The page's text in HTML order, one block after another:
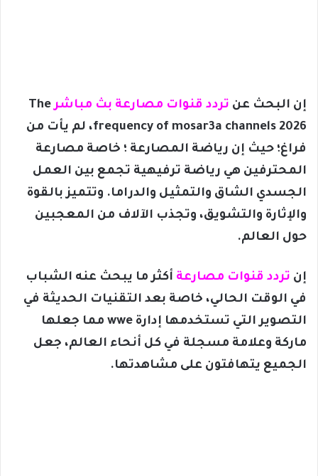
إن البحث عن تردد قنوات مصارعة بث مباشرThe
frequency of mosar3a channels 2026، لم يأت من
فراغ؛ حيث إن رياضة المصارعة ؛ خاصة مصارعة
المحترفين هي رياضة ترفيهية تجمع بين العمل
الجسدي الشاق والتمثيل والدراما. وتتميز بالقوة
والإثارة والتشويق، وتجذب الآلاف من المعجبين
حول العالم.
إن تردد قنوات مصارعة أكثر ما يبحث عنه الشباب
في الوقت الحالي، خاصة بعد التقنيات الحديثة في
التصوير التي تستخدمها إدارة wwe مما جعلها
ماركة وعلامة مسجلة في كل أنحاء العالم، جعل
الجميع يتهافتون على مشاهدتها.